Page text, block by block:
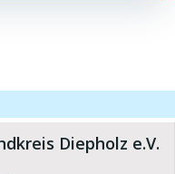
Diepholz e.V.